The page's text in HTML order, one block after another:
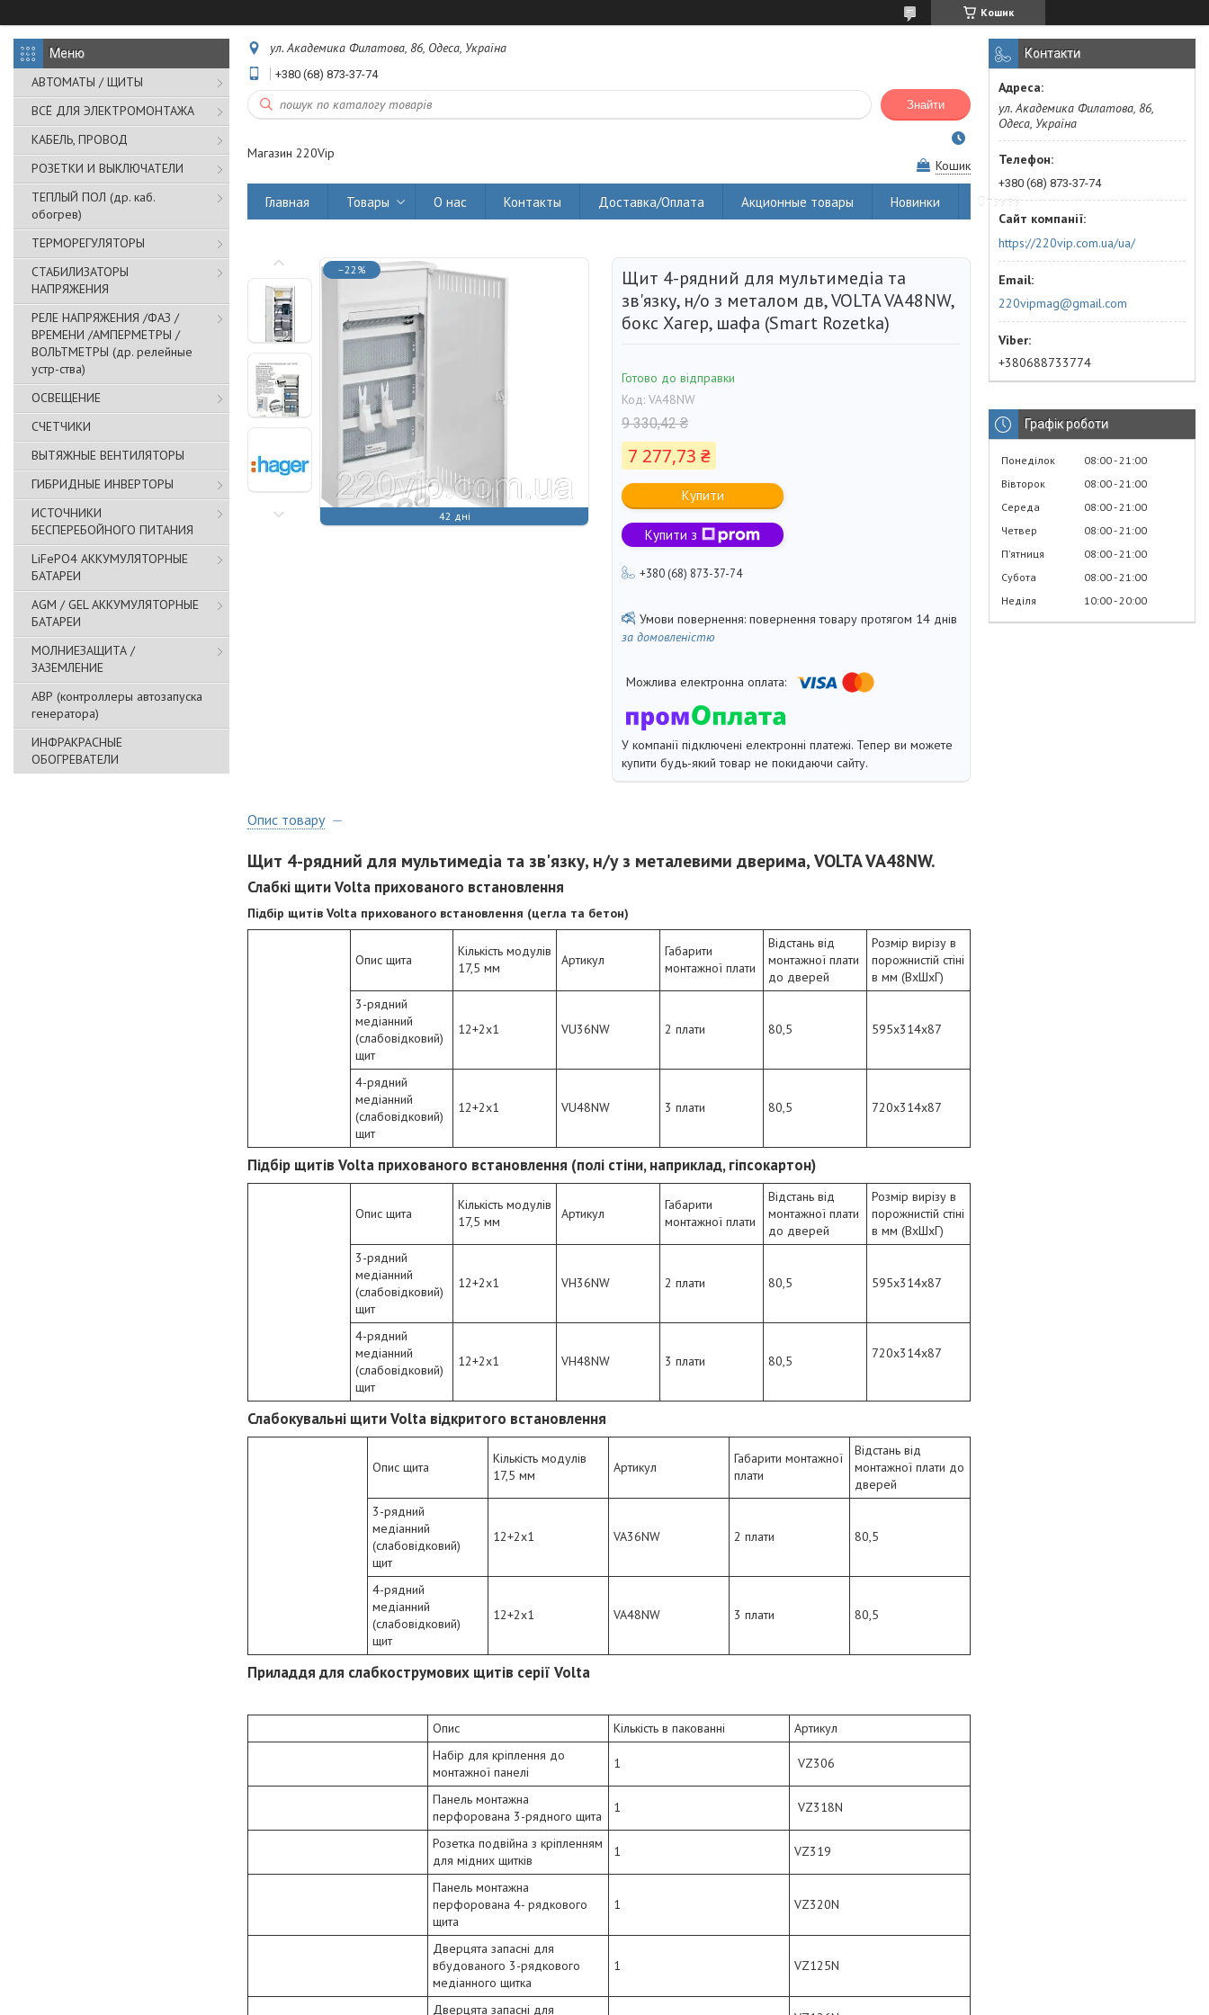
Кошик
АВТОМАТЫ / ЩИТЫ
ВСЁ ДЛЯ ЭЛЕКТРОМОНТАЖА
КАБЕЛЬ, ПРОВОД
РОЗЕТКИ И ВЫКЛЮЧАТЕЛИ
ТЕПЛЫЙ ПОЛ (др. каб.
обогрев)
ТЕРМОРЕГУЛЯТОРЫ
СТАБИЛИЗАТОРЫ
НАПРЯЖЕНИЯ
РЕЛЕ НАПРЯЖЕНИЯ /ФАЗ /
ВРЕМЕНИ /АМПЕРМЕТРЫ /
ВОЛЬТМЕТРЫ (др. релейные
устр-ства)
ОСВЕЩЕНИЕ
СЧЕТЧИКИ
ВЫТЯЖНЫЕ ВЕНТИЛЯТОРЫ
ГИБРИДНЫЕ ИНВЕРТОРЫ
ИСТОЧНИКИ
БЕСПЕРЕБОЙНОГО ПИТАНИЯ
LiFePO4 АККУМУЛЯТОРНЫЕ
БАТАРЕИ
AGM / GEL АККУМУЛЯТОРНЫЕ
БАТАРЕИ
МОЛНИЕЗАЩИТА /
ЗАЗЕМЛЕНИЕ
АВР (контроллеры автозапуска
генератора)
ИНФРАКРАСНЫЕ
ОБОГРЕВАТЕЛИ
ул. Академика Филатова, 86, Одеса, Україна
+380 (68) 873-37-74
Знайти
Магазин 220Vip
Кошик
Главная Товары О нас Контакты Доставка/Оплата Акционные товары Новинки Отзывы
–22%
42 дні
Щит 4-рядний для мультимедіа та
зв'язку, н/о з металом дв, VOLTA VA48NW,
бокс Хагер, шафа (Smart Rozetka)
Готово до відправки
Код: VA48NW
9 330,42 ₴
7 277,73 ₴
Купити
Купити з
+380 (68) 873-37-74
повернення товару протягом 14 днів
за домовленістю
У компанії підключені електронні платежі. Тепер ви можете
купити будь-який товар не покидаючи сайту.
Опис товару
Щит 4-рядний для мультимедіа та зв'язку, н/у з металевими дверима, VOLTA VA48NW​.
Слабкі щити Volta прихованого встановлення
Підбір щитів Volta прихованого встановлення (цегла та бетон)
Опис щита
Кількість модулів
17,5 мм
Артикул
Габарити
монтажної плати
Відстань від
монтажної плати
до дверей
Розмір вирізу в
порожнистій стіні
в мм (ВхШхГ)
3-рядний
медіанний
(слабовідковий)
щит
12+2х1 VU36NW 2 плати 80,5 595x314x87
4-рядний
медіанний
(слабовідковий)
щит
12+2х1 VU48NW 3 плати 80,5 720x314x87
Підбір щитів Volta прихованого встановлення (полі стіни, наприклад, гіпсокартон)
Опис щита
Кількість модулів
17,5 мм
Артикул
Габарити
монтажної плати
Відстань від
монтажної плати
до дверей
Розмір вирізу в
порожнистій стіні
в мм (ВхШхГ)
3-рядний
медіанний
(слабовідковий)
щит
12+2х1 VH36NW 2 плати 80,5 595x314x87
4-рядний
медіанний
(слабовідковий)
щит
12+2х1 VH48NW 3 плати 80,5 720x314x87
Слабокувальні щити Volta відкритого встановлення
Опис щита
Кількість модулів
17,5 мм
Артикул
Габарити монтажної
плати
Відстань від
монтажної плати до
дверей
3-рядний
медіанний
(слабовідковий)
щит
12+2х1 VA36NW 2 плати 80,5
4-рядний
медіанний
(слабовідковий)
щит
12+2х1 VA48NW 3 плати 80,5
Приладдя для слабкострумових щитів серії Volta
Опис Кількість в пакованні
Артикул
Набір для кріплення до
монтажної панелі
1 VZ306
Панель монтажна
перфорована 3-рядного щита
1 VZ318N
Розетка подвійна з кріпленням
для мідних щитків
1 VZ319
Панель монтажна
перфорована 4- рядкового
щита
1 VZ320N
Дверцята запасні для
вбудованого 3-рядкового
медіанного щитка
1 VZ125N
Дверцята запасні для
Контакти
ул. Академика Филатова, 86,
Одеса, Україна
+380 (68) 873-37-74
https://220vip.com.ua/ua/
220vipmag@gmail.com
+380688733774
Графік роботи
Понеділок 08:00 21:00
Вівторок
08:00 21:00
Середа
08:00 21:00
Четвер
08:00 21:00
Пʼятниця
08:00 21:00
Субота
08:00 21:00
Неділя
10:00 20:00